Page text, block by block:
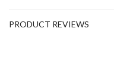
PRODUCT REVIEWS